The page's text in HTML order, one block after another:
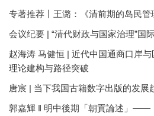
专著推荐丨王潞：《清前期的岛民管
会议纪要 | “清代财政与国家治理”国
赵海涛 马健恒 | 近代中国通商口岸
理论建构与路径突破
唐宸 | 当下我国古籍数字出版的发展
郭嘉輝 ‖ 明中後期「朝貢論述」——